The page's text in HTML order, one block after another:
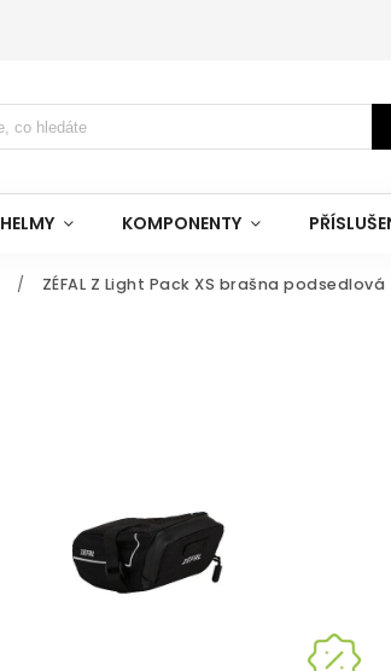
HELMY KOMPONENTY
/ ZÉFAL Z Light Pack XS brašna podsedlová